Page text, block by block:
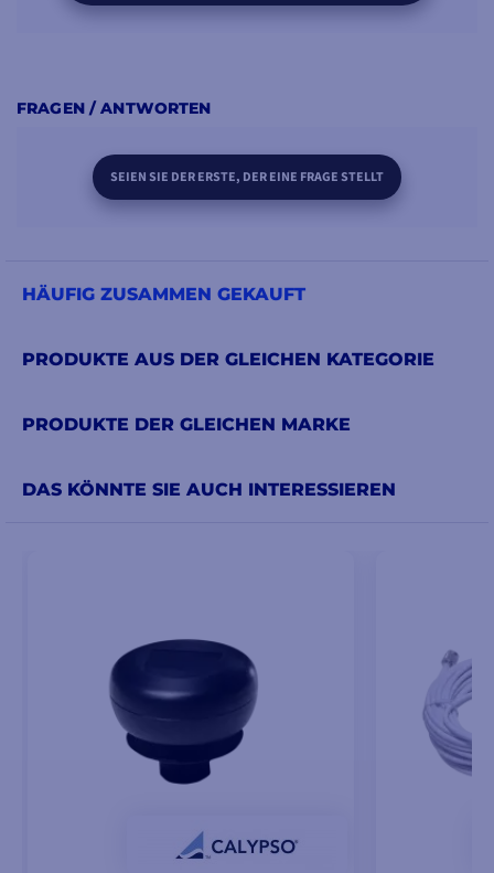
FRAGEN / ANTWORTEN
SEIEN SIE DER ERSTE, DER EINE FRAGE STELLT
HÄUFIG ZUSAMMEN GEKAUFT
PRODUKTE AUS DER GLEICHEN KATEGORIE
PRODUKTE DER GLEICHEN MARKE
DAS KÖNNTE SIE AUCH INTERESSIEREN